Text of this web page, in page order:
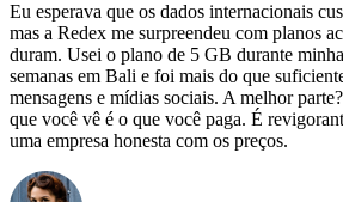
Eu esperava que os dados internacionais
mas a Redex me surpreendeu com planos
duram. Usei o plano de 5 GB durante
semanas em Bali e foi mais do que
mensagens e mídias sociais. A melhor
que você vê é o que você paga. É
uma empresa honesta com os preços.